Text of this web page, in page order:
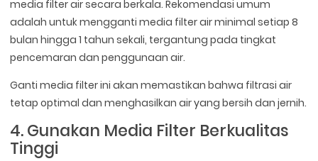
media filter air secara berkala. Rekomendasi umum
adalah untuk mengganti media filter air minimal setiap 8
bulan hingga 1 tahun sekali, tergantung pada tingkat
pencemaran dan penggunaan air.
Ganti media filter ini akan memastikan bahwa filtrasi air
tetap optimal dan menghasilkan air yang bersih dan jernih.
4. Gunakan Media Filter Berkualitas
Tinggi